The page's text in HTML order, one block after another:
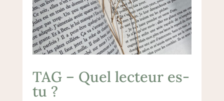
TAG – Quel lecteur es-
tu ?